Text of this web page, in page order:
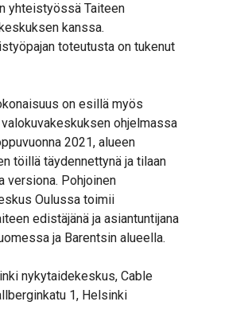
yhteistyössä Taiteen
kanssa.
toteutusta on tukenut
on esillä myös
ohjelmassa
2021, alueen
töillä täydennettynä ja tilaan
versiona. Pohjoinen
Oulussa toimii
edistäjänä ja asiantuntijana
ja Barentsin alueella.
nykytaidekeskus, Cable
1, Helsinki